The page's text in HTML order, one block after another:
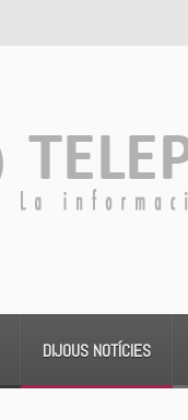
DIJOUS NOTÍCIES